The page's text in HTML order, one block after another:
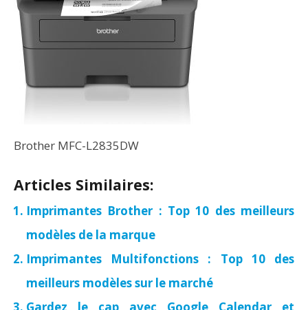
Brother MFC-L2835DW
Articles Similaires:
Imprimantes Brother : Top 10 des meilleurs
modèles de la marque
Imprimantes Multifonctions : Top 10 des
meilleurs modèles sur le marché